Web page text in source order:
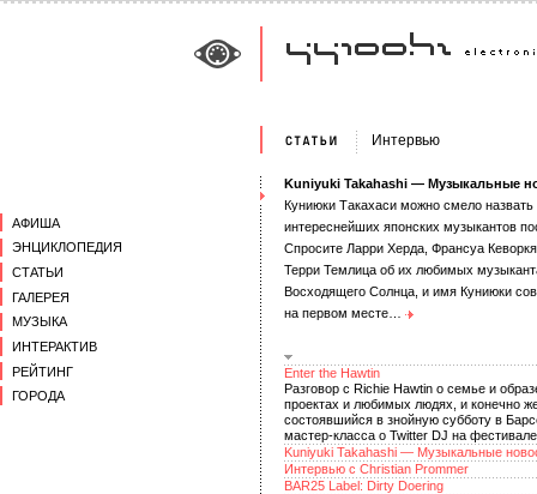
АФИША
ЭНЦИКЛОПЕДИЯ
СТАТЬИ
ГАЛЕРЕЯ
МУЗЫКА
ИНТЕРАКТИВ
РЕЙТИНГ
ГОРОДА
Интервью
Kuniyuki Takahashi — Музыкальные
Куниюки Такахаси можно смело
интереснейших японских музыкантов
Спросите Ларри Херда, Франсуа
Терри Темлица об их любимых
Восходящего Солнца, и имя Куниюки
на первом месте…
Enter the Hawtin
Разговор с Richie Hawtin о семье и
проектах и любимых людях, и конечно
состоявшийся в знойную субботу в
мастер-класса о Twitter DJ на
Kuniyuki Takahashi — Музыкальные
Интервью с Christian Prommer
BAR25 Label: Dirty Doering